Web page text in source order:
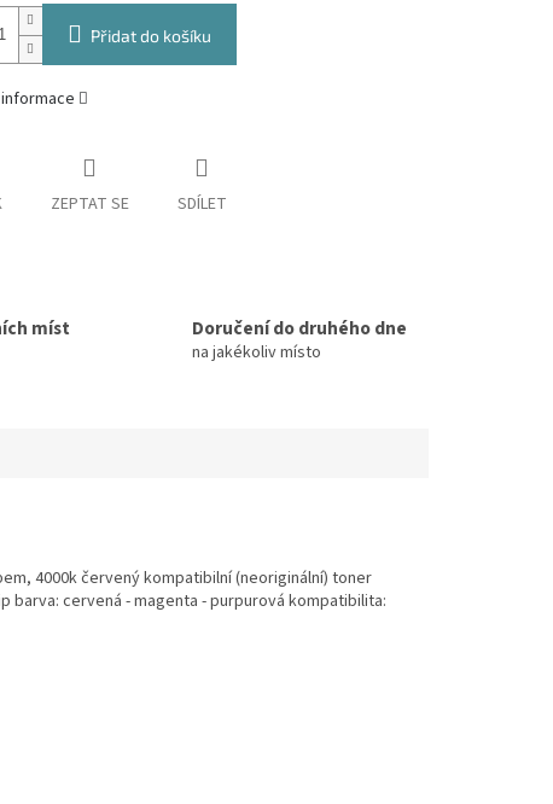
Přidat do košíku
ZEPTAT SE SDÍLET
míst Doručení do druhého dne
na jakékoliv místo
4000k červený kompatibilní (neoriginální) toner
barva: cervená - magenta - purpurová kompatibilita: